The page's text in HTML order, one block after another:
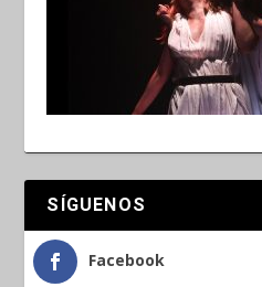
SÍGUENOS
Facebook